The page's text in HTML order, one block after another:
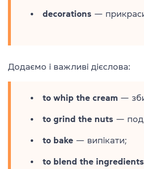
decorations —
Додаємо і важливі дієслова:
to whip the cream —
to grind the nuts —
to bake — випікати;
to blend the ingredients